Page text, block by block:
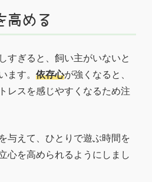
高める
すぎると、飼い主がいないと
ます。 依存心が強くなると、
レスを感じやすくなるため注
与えて、ひとりで遊ぶ時間を
心を高められるようにしまし